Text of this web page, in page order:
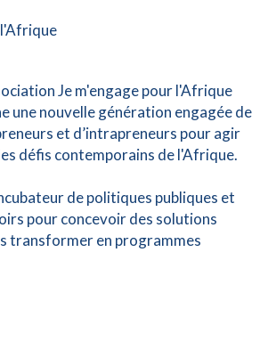
Je m'engage pour l'Afrique
une nouvelle génération engagée de
et d’intrapreneurs pour agir
défis contemporains de l'Afrique.
de politiques publiques et
pour concevoir des solutions
transformer en programmes